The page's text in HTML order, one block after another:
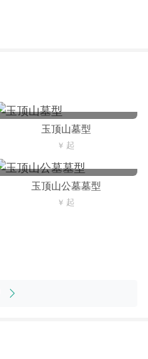
玉顶山墓型
玉顶山公墓墓型